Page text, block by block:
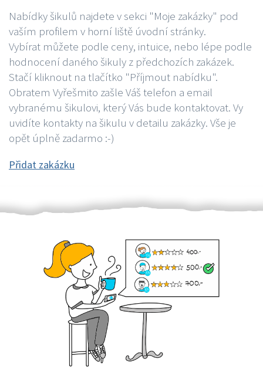
Nabídky šikulů najdete v sekci "Moje zakázky" pod
vaším profilem v horní liště úvodní stránky.
Vybírat můžete podle ceny, intuice, nebo lépe podle
hodnocení daného šikuly z předchozích zakázek.
Stačí kliknout na tlačítko "Příjmout nabídku".
Obratem Vyřešmito zašle Váš telefon a email
vybranému šikulovi, který Vás bude kontaktovat. Vy
uvidíte kontakty na šikulu v detailu zakázky. Vše je
opět úplně zadarmo :-)
Přidat zakázku